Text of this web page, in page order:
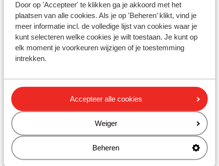
Door op 'Accepteer' te klikken ga je akkoord met het
plaatsen van alle cookies. Als je op 'Beheren’ klikt, vind je
meer informatie incl. de volledige lijst van cookies waar je
kunt selecteren welke cookies je wilt toestaan. Je kunt op
elk moment je voorkeuren wijzigen of je toestemming
intrekken.
Accepteer alle cookies
Weiger
Beheren
verantwoordelijkheid. Sunweb kan hiervoor niet
aansprakelijk worden gesteld.
Vaccinatie:
Voor actuele informatie betreffende vaccinaties en
de site van LCR: https://www.lcr.nl/.
Alarmnummer:
Het alarmnummer in Spanje voor de politie, ambulance
en brandweer is 112.
Eten & drinken:
Spanje staat bekend om tapas (kleine hapjes) en paella